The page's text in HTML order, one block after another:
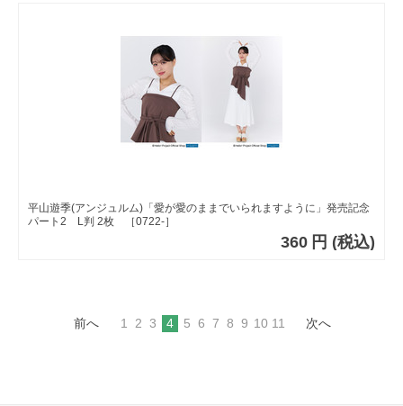
平山遊季(アンジュルム)「愛が愛のままでいられますように」発売記念
パート2 L判 2枚 ［0722-］
360 円 (税込)
前へ 1 2 3 4 5 6 7 8 9 10 11 次へ